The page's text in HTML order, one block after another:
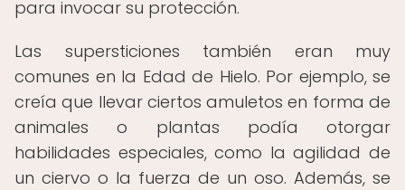
para invocar su protección.
Las supersticiones también eran muy
comunes en la Edad de Hielo. Por ejemplo, se
creía que llevar ciertos amuletos en forma de
animales o plantas podía otorgar
habilidades especiales, como la agilidad de
un ciervo o la fuerza de un oso. Además, se